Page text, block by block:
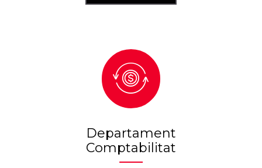
Departament
Comptabilitat